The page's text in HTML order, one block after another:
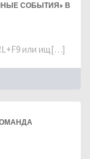
СОБЫТИЯ» В
или ищ[…]